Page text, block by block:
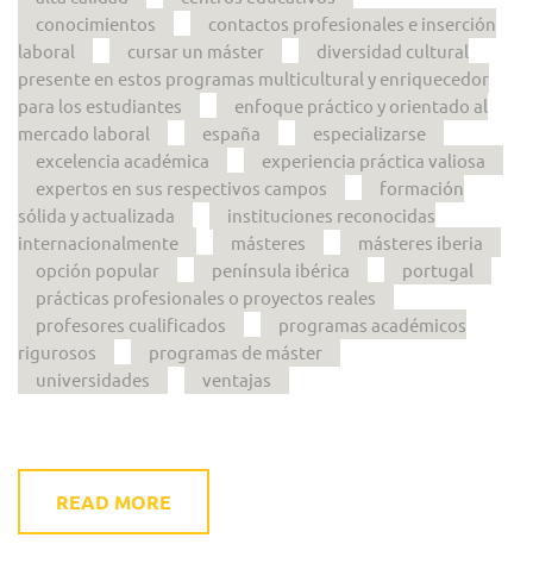
conocimientos
contactos profesionales e inserción
laboral
cursar un máster
diversidad cultural
presente en estos programas multicultural y enriquecedor
para los estudiantes
enfoque práctico y orientado al
mercado laboral
españa
especializarse
excelencia académica
experiencia práctica valiosa
expertos en sus respectivos campos
formación
sólida y actualizada
instituciones reconocidas
internacionalmente
másteres
másteres iberia
opción popular
península ibérica
portugal
prácticas profesionales o proyectos reales
profesores cualificados
programas académicos
rigurosos
programas de máster
universidades
ventajas
READ MORE